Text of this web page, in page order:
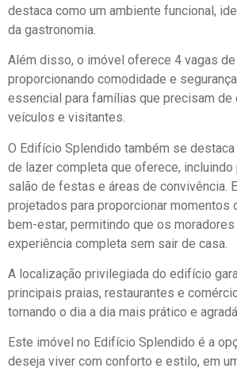
destaca como um ambiente funcional,
da gastronomia.
Além disso, o imóvel oferece 4 vagas de
proporcionando comodidade e
essencial para famílias que precisam de
veículos e visitantes.
O Edifício Splendido também se
de lazer completa que oferece, incluindo
salão de festas e áreas de convivência.
projetados para proporcionar momentos
bem-estar, permitindo que os
experiência completa sem sair de casa.
A localização privilegiada do edifício
principais praias, restaurantes e
tornando o dia a dia mais prático e
Este imóvel no Edifício Splendido é a
deseja viver com conforto e estilo, em